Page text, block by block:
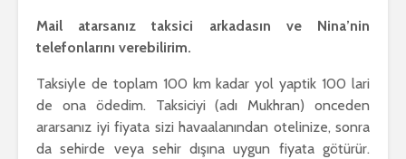
Mail atarsanız taksici arkadasın ve Nina’nin
telefonlarını verebilirim.
Taksiyle de toplam 100 km kadar yol yaptik 100 lari
de ona ödedim. Taksiciyi (adı Mukhran) onceden
ararsanız iyi fiyata sizi havaalanından otelinize, sonra
da sehirde veya sehir dışına uygun fiyata götürür.